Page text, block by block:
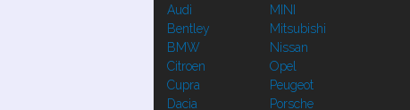
Audi
Bentley
BMW
Citroen
Cupra
Dacia
MINI
Mitsubishi
Nissan
Opel
Peugeot
Porsche